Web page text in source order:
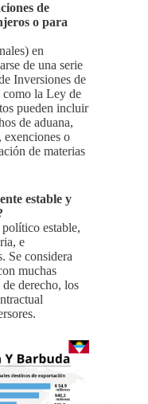
de
o para
en
de una serie
Inversiones de
la Ley de
pueden incluir
de aduana,
exenciones o
de materias
estable y
estable,
e
Se considera
muchas
derecho, los